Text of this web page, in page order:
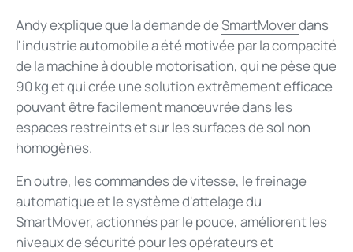
Andy explique que la demande deSmartMoverdans
l'industrie automobile a été motivée par la compacité
de la machine à double motorisation, qui ne pèse que
90 kg et qui crée une solution extrêmement efficace
pouvant être facilement manœuvrée dans les
espaces restreints et sur les surfaces de sol non
homogènes.
En outre, les commandes de vitesse, le freinage
automatique et le système d'attelage du
SmartMover, actionnés par le pouce, améliorent les
niveaux de sécurité pour les opérateurs et